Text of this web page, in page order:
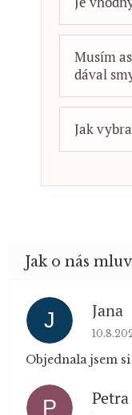
Musím
dával
Jak
J Jana
Objednala jsem
P Petra